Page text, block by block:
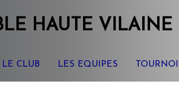
HAUTE VILAINE
LE CLUB LES EQUIPES TOURNOI